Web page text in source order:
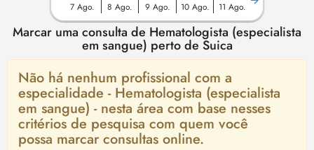
7 Ago. 8 Ago. 9 Ago. 10 Ago. 11 Ago.
Marcar uma consulta de Hematologista (especialista
em sangue) perto de Suica
Não há nenhum profissional com a
especialidade - Hematologista (especialista
em sangue) - nesta área com base nesses
critérios de pesquisa com quem você
possa marcar consultas online.